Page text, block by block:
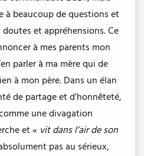
à beaucoup de questions et
et appréhensions. Ce
à mes parents mon
parler à ma mère qui de
à mon père. Dans un élan
de partage et d’honnêteté,
une divagation
et « vit dans l’air de son
pas au sérieux,